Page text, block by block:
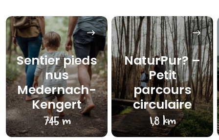
Sentier pieds
nus
Medernach-
Kengert
745 m
NaturPur? –
Petit
parcours
circulaire
1,8 km